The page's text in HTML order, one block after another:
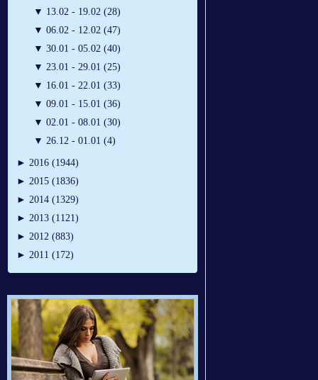
▼ 13.02 - 19.02 (28)
▼ 06.02 - 12.02 (47)
▼ 30.01 - 05.02 (40)
▼ 23.01 - 29.01 (25)
▼ 16.01 - 22.01 (33)
▼ 09.01 - 15.01 (36)
▼ 02.01 - 08.01 (30)
▼ 26.12 - 01.01 (4)
► 2016 (1944)
► 2015 (1836)
► 2014 (1329)
► 2013 (1121)
► 2012 (883)
► 2011 (172)